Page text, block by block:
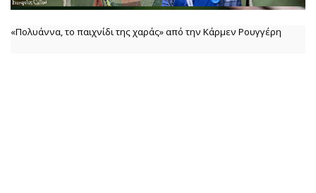
«Πολυάννα, το παιχνίδι της χαράς» από την Κάρμεν Ρουγγέρη